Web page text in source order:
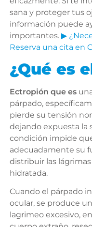
sana y proteger tus
información puede
importantes. ▶
Reserva una cita en
¿Qué es
Ectropión que es
párpado,
pierde su tensión
dejando expuesta la
condición impide
adecuadamente su
distribuir las
hidratada.
Cuando el párpado
ocular, se produce
lagrimeo excesivo,